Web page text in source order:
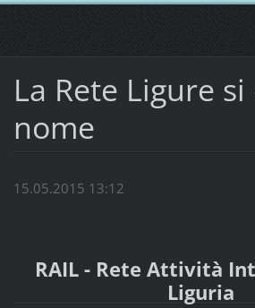
La Rete Ligure
nome
15.05.2015 13:12
RAIL - Rete Attività
Liguria